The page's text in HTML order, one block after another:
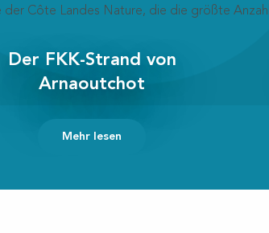
der Côte Landes Nature, die die größte
Der FKK-Strand von
Arnaoutchot
Mehr lesen